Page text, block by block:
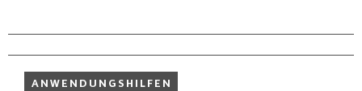
AN­WEN­DUNGS­HIL­FEN